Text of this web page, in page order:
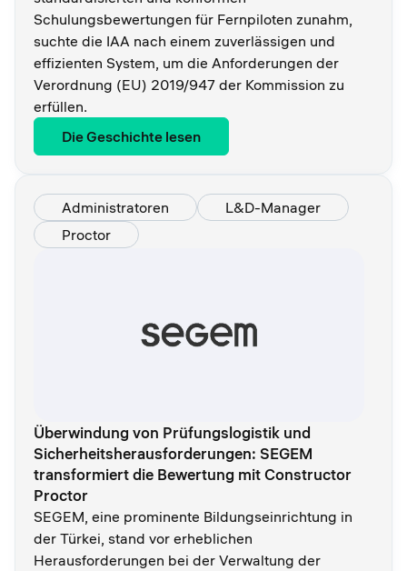
Schulungsbewertungen für Fernpiloten zunahm,
suchte die IAA nach einem zuverlässigen und
effizienten System, um die Anforderungen der
Verordnung (EU) 2019/947 der Kommission zu
erfüllen.
Die Geschichte lesen
Administratoren
L&D-Manager
Proctor
Überwindung von Prüfungslogistik und
Sicherheitsherausforderungen: SEGEM
transformiert die Bewertung mit Constructor
Proctor
SEGEM, eine prominente Bildungseinrichtung in
der Türkei, stand vor erheblichen
Herausforderungen bei der Verwaltung der